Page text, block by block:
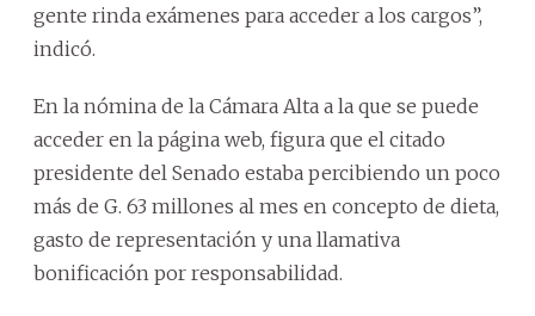
gente rinda exámenes para acceder a los cargos”,
indicó.
En la nómina de la Cámara Alta a la que se puede
acceder en la página web, figura que el citado
presidente del Senado estaba percibiendo un poco
más de G. 63 millones al mes en concepto de dieta,
gasto de representación y una llamativa
bonificación por responsabilidad.